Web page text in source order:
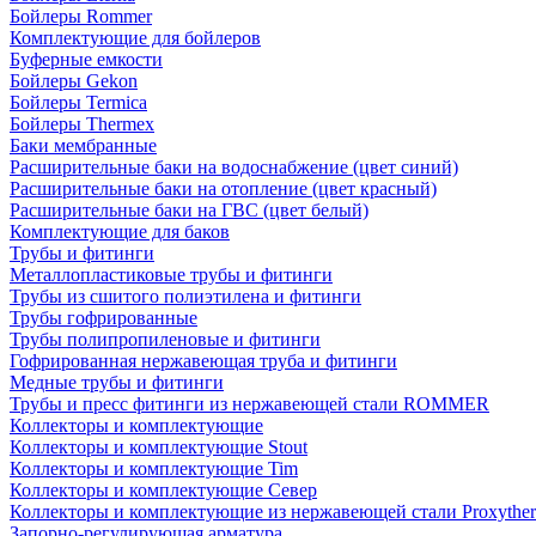
Бойлеры Rommer
Комплектующие для бойлеров
Буферные емкости
Бойлеры Gekon
Бойлеры Termica
Бойлеры Thermex
Баки мембранные
Расширительные баки на водоснабжение (цвет синий)
Расширительные баки на отопление (цвет красный)
Расширительные баки на ГВС (цвет белый)
Комплектующие для баков
Трубы и фитинги
Металлопластиковые трубы и фитинги
Трубы из сшитого полиэтилена и фитинги
Трубы гофрированные
Трубы полипропиленовые и фитинги
Гофрированная нержавеющая труба и фитинги
Медные трубы и фитинги
Трубы и пресс фитинги из нержавеющей стали ROMMER
Коллекторы и комплектующие
Коллекторы и комплектующие Stout
Коллекторы и комплектующие Tim
Коллекторы и комплектующие Север
Коллекторы и комплектующие из нержавеющей стали